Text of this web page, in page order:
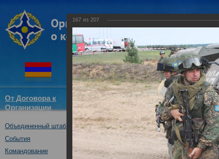
От Договора к
Организации
Структура
ОДКБ
Новости
Объединенный штаб ОДКБ
События
Командование
Совместное учение с
"Нерушимое братство-2016"
167 из 207